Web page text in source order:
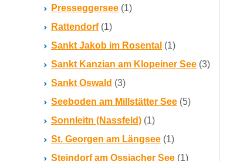
Presseggersee (1)
Rattendorf (1)
Sankt Jakob im Rosental (1)
Sankt Kanzian am Klopeiner See (3)
Sankt Oswald (3)
Seeboden am Millstätter See (5)
Sonnleitn (Nassfeld) (1)
St. Georgen am Längsee (1)
Steindorf am Ossiacher See (1)